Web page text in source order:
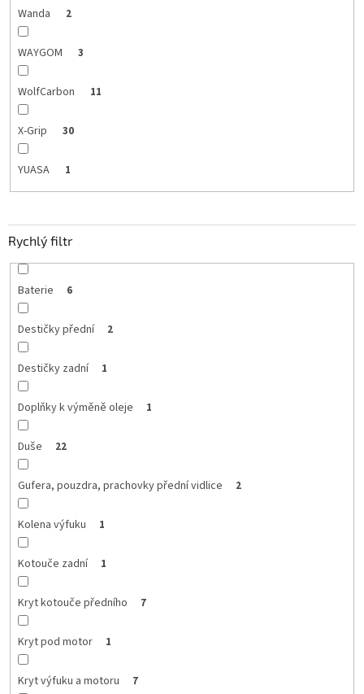
Wanda 2
WAYGOM 3
WolfCarbon 11
X-Grip 30
YUASA 1
Rychlý filtr
Baterie 6
Destičky přední 2
Destičky zadní 1
Doplňky k výměně oleje 1
Duše 22
Gufera, pouzdra, prachovky přední vidlice 2
Kolena výfuku 1
Kotouče zadní 1
Kryt kotouče předního 7
Kryt pod motor 1
Kryt výfuku a motoru 7